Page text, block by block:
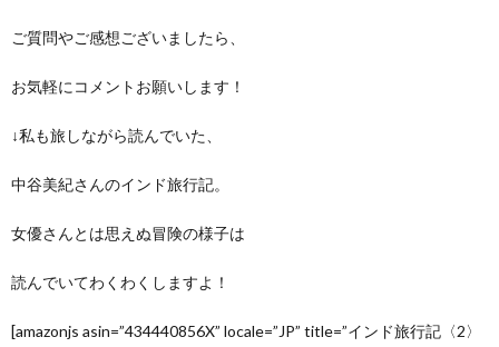
ご質問やご感想ございましたら、
お気軽にコメントお願いします！
↓私も旅しながら読んでいた、
中谷美紀さんのインド旅行記。
女優さんとは思えぬ冒険の様子は
読んでいてわくわくしますよ！
[amazonjs asin=”434440856X” locale=”JP” title=”インド旅行記〈2〉